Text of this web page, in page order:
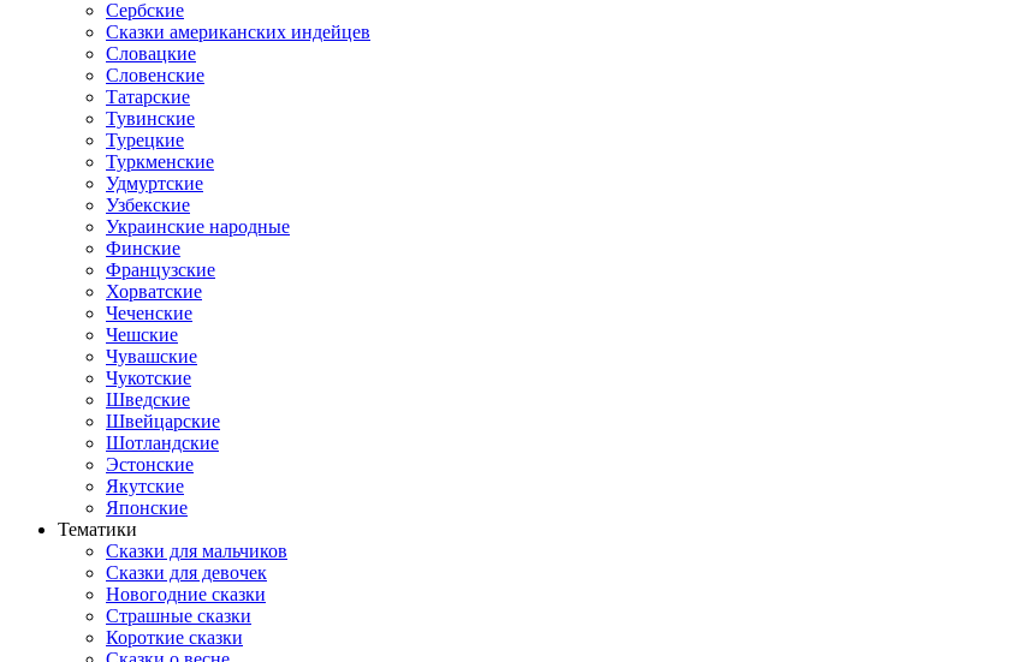
Сербские
Сказки американских индейцев
Словацкие
Словенские
Татарские
Тувинские
Турецкие
Туркменские
Удмуртские
Узбекские
Украинские народные
Финские
Французские
Хорватские
Чеченские
Чешские
Чувашские
Чукотские
Шведские
Швейцарские
Шотландские
Эстонские
Якутские
Японские
Тематики
Сказки для мальчиков
Сказки для девочек
Новогодние сказки
Страшные сказки
Короткие сказки